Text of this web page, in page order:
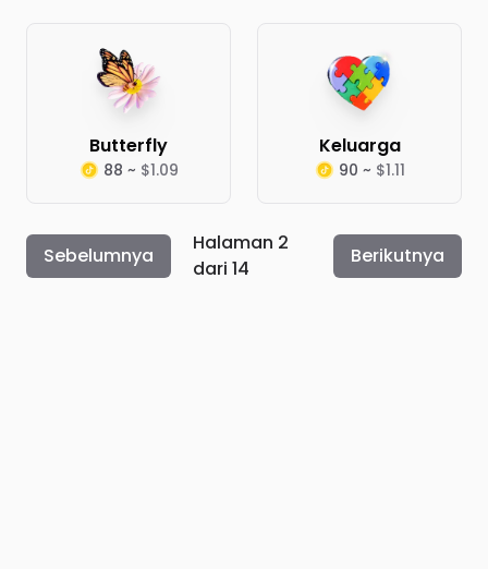
Butterfly
88 ~ $1.09
Keluarga
90 ~ $1.11
Sebelumnya
Halaman 2
dari 14
Berikutnya